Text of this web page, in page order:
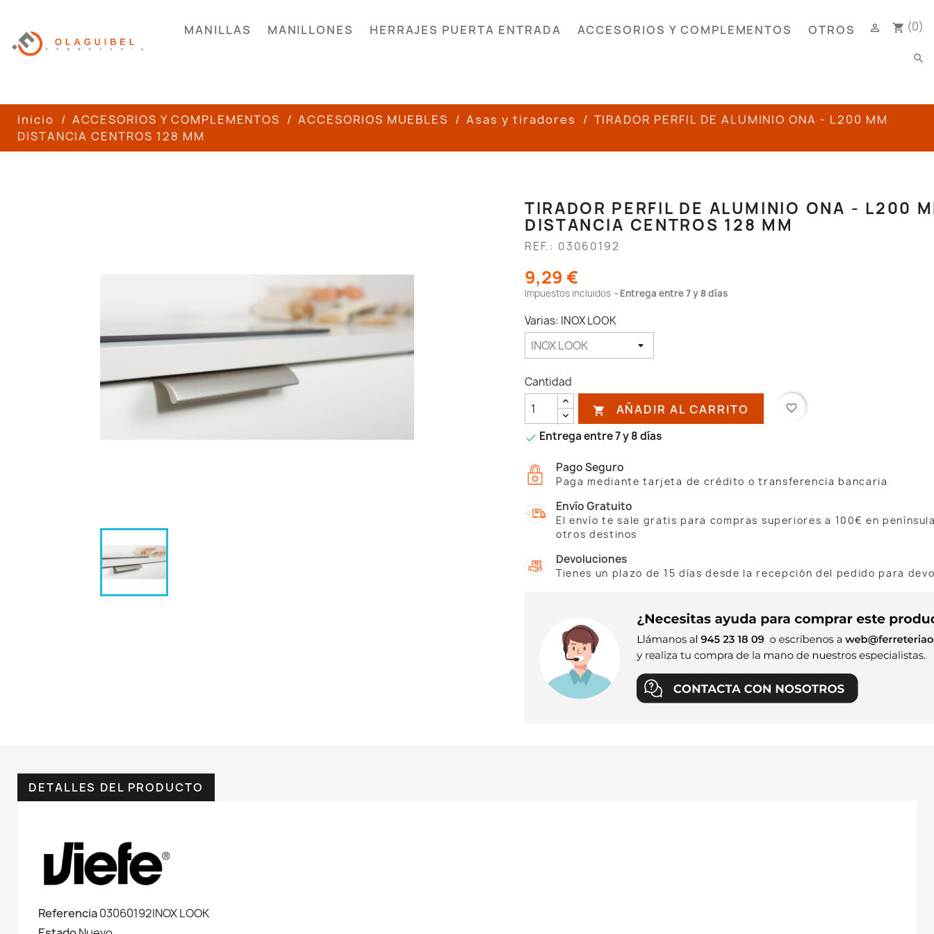
MANILLAS MANILLONES HERRAJES PUERTA ENTRADA ACCESORIOS Y COMPLEMENTOS OTROS shopping_cart (0)

search
Inicio ACCESORIOS Y COMPLEMENTOS ACCESORIOS MUEBLES Asas y tiradores
TIRADOR PERFIL DE ALUMINIO ONA - L200 MM
DISTANCIA CENTROS 128 MM
TIRADOR PERFIL DE ALUMINIO ONA - L200
DISTANCIA CENTROS 128 MM
REF.: 03060192
9,29 €
Impuestos incluidos Entrega entre 7 y 8 días
Varias: INOX LOOK
Cantidad
 AÑADIR AL CARRITO favorite_border
 Entrega entre 7 y 8 días
Pago Seguro
Paga mediante tarjeta de crédito o transferencia bancaria
Envío Gratuito
El envío te sale gratis para compras superiores a 100€ en
otros destinos
Devoluciones
Tienes un plazo de 15 días desde la recepción del pedido para
DETALLES DEL PRODUCTO
Referencia03060192INOX LOOK